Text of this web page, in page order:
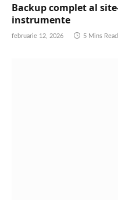
Backup complet al
instrumente
februarie 12, 2026 5 Mins Read